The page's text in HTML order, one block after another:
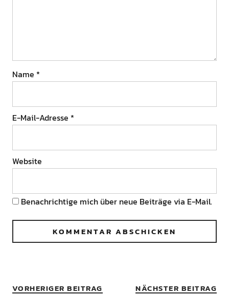
Name *
E-Mail-Adresse *
Website
Benachrichtige mich über neue Beiträge via E-Mail.
VORHERIGER BEITRAG NÄCHSTER BEITRAG